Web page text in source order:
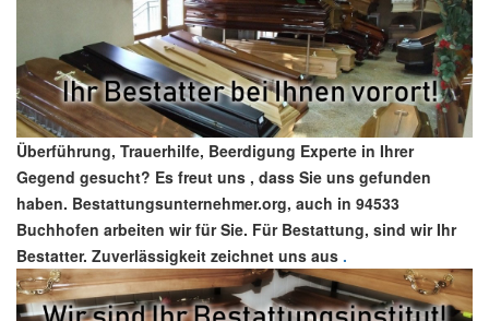
Überführung, Trauerhilfe, Beerdigung Experte in Ihrer
Gegend gesucht? Es freut uns , dass Sie uns gefunden
haben. Bestattungsunternehmer.org, auch in 94533
Buchhofen arbeiten wir für Sie. Für Bestattung, sind wir Ihr
Bestatter. Zuverlässigkeit zeichnet uns aus .